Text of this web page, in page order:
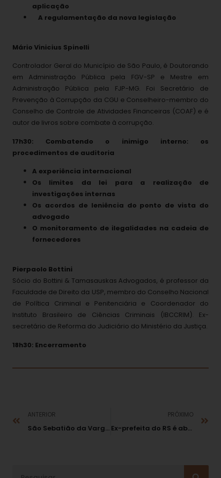
aplicação
A regulamentação da nova legislação
Mário Vinicius Spinelli
Controlador Geral do Município de São Paulo, é Doutorando
em Administração Pública pela FGV-SP e Mestre em
Administração Pública pela FJP-MG. Foi Secretário de
Prevenção à Corrupção da CGU e Conselheiro-membro do
Conselho de Controle de Atividades Financeiras (COAF) e é
autor de livros sobre combate à corrupção.
17h30: Combatendo o inimigo interno: os
procedimentos de auditoria
A experiência internacional
Os limites da lei para a realização de
investigações internas
Os acordos de leniência do ponto de vista do
advogado
O monitoramento de ilegalidades na cadeia de
fornecedores
Pierpaolo Bottini
Sócio do Bottini & Tamasauskas Advogados, é professor da
Faculdade de Direito da USP, membro do Conselho Nacional
de Política Criminal e Penitenciária e Coordenador do
Instituto Brasileiro de Ciências Criminais (IBCCRIM). Ex-
secretário de Reforma do Judiciário do Ministério da Justiça.
18h30: Encerramento
ANTERIOR
São Sebatião da Vargem (MG) terá novas eleições para prefeito e vice
PRÓXIMO
Ex-prefeita do RS é absolvida da acusação de improbidade